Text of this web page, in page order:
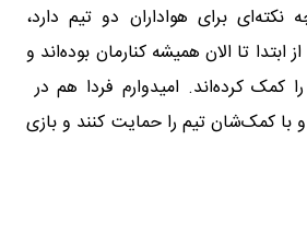
نکته‌ای برای هواداران دو تیم دارد،
ابتدا تا الان همیشه کنارمان بوده‌اند و
کرده‌اند. امیدوارم فردا هم در
با کمک‌شان تیم را حمایت کنند و بازی